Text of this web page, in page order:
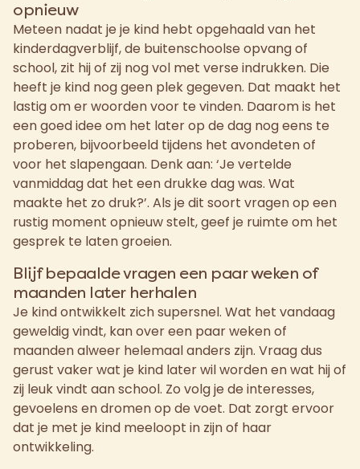
opnieuw
Meteen nadat je je kind hebt opgehaald van het
kinderdagverblijf, de buitenschoolse opvang of
school, zit hij of zij nog vol met verse indrukken. Die
heeft je kind nog geen plek gegeven. Dat maakt het
lastig om er woorden voor te vinden. Daarom is het
een goed idee om het later op de dag nog eens te
proberen, bijvoorbeeld tijdens het avondeten of
voor het slapengaan. Denk aan: ‘Je vertelde
vanmiddag dat het een drukke dag was. Wat
maakte het zo druk?’. Als je dit soort vragen op een
rustig moment opnieuw stelt, geef je ruimte om het
gesprek te laten groeien.
Blijf bepaalde vragen een paar weken of
maanden later herhalen
Je kind ontwikkelt zich supersnel. Wat het vandaag
geweldig vindt, kan over een paar weken of
maanden alweer helemaal anders zijn. Vraag dus
gerust vaker wat je kind later wil worden en wat hij of
zij leuk vindt aan school. Zo volg je de interesses,
gevoelens en dromen op de voet. Dat zorgt ervoor
dat je met je kind meeloopt in zijn of haar
ontwikkeling.